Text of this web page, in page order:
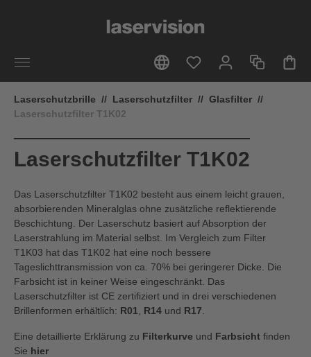
Laserschutzbrille // Laserschutzfilter // Glasfilter //
Laserschutzfilter T1K02
Laserschutzfilter T1K02
Das Laserschutzfilter T1K02 besteht aus einem leicht grauen,
absorbierenden Mineralglas ohne zusätzliche reflektierende
Beschichtung. Der Laserschutz basiert auf Absorption der
Laserstrahlung im Material selbst. Im Vergleich zum Filter
T1K03 hat das T1K02 hat eine noch bessere
Tageslichttransmission von ca. 70% bei geringerer Dicke. Die
Farbsicht ist in keiner Weise eingeschränkt. Das
Laserschutzfilter ist CE zertifiziert und in drei verschiedenen
Brillenformen erhältlich: R01 R14 und R17
Eine detaillierte Erklärung zu Filterkurve und Farbsicht finden
Sie hier